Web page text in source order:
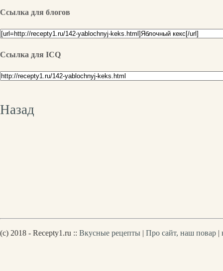
Ссылка для блогов
Ссылка для ICQ
Назад
(c) 2018 - Recepty1.ru :: Вкусные рецепты | Про сайт, наш повар |